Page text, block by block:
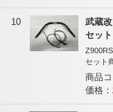
10
武蔵
セット
セット
商品コ
価格：